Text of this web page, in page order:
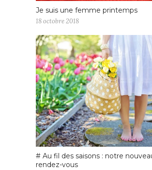
Je suis une femme printemps
18 octobre 2018
# Au fil des saisons : notre
rendez-vous